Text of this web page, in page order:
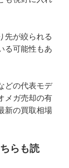
先が絞られる
る可能性もあ
どの代表モデ
メガ売却の有
新の買取相場
らも読